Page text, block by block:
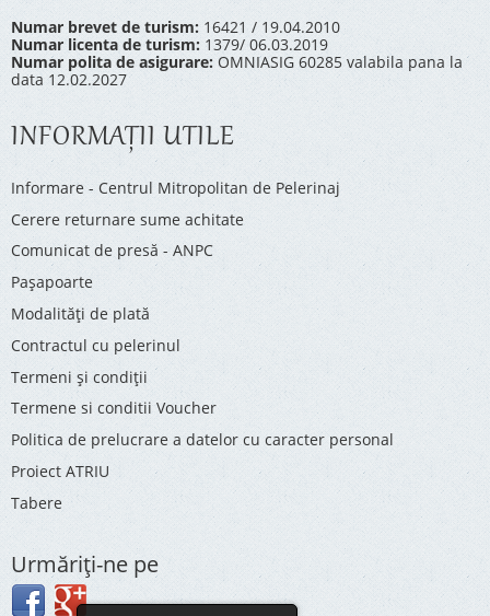
Numar brevet de turism: 16421 / 19.04.2010
Numar licenta de turism: 1379/ 06.03.2019
Numar polita de asigurare: OMNIASIG 60285 valabila pana la
data 12.02.2027
INFORMAŢII UTILE
Informare - Centrul Mitropolitan de Pelerinaj
Cerere returnare sume achitate
Comunicat de presă - ANPC
Pașapoarte
Modalități de plată
Contractul cu pelerinul
Termeni și condiții
Termene si conditii Voucher
Politica de prelucrare a datelor cu caracter personal
Proiect ATRIU
Tabere
Urmăriţi-ne pe